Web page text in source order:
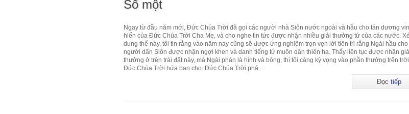
Số một
Ngay từ đầu năm mới, Đức Chúa Trời đã gọi các người nhà Siôn nước ngoài và hầu cho tán dương
hiển của Đức Chúa Trời Cha Mẹ, và cho nghe tin tức được nhận nhiều giải thưởng từ của các nước.
dung thể này, tôi tin rằng vào năm nay cũng sẽ được ứng nghiệm trọn vẹn lời tiên tri rằng Ngài hầu cho
người dân Siôn được nhận ngợi khen và danh tiếng từ muôn dân thiên hạ. Thấy liên tục được nhận
thưởng ở trên trái đất này, mà Ngài phán là hình và bóng, thì tôi càng kỳ vọng vào phần thưởng trên
Đức Chúa Trời hứa ban cho. Đức Chúa Trời phá...
Đọc tiếp